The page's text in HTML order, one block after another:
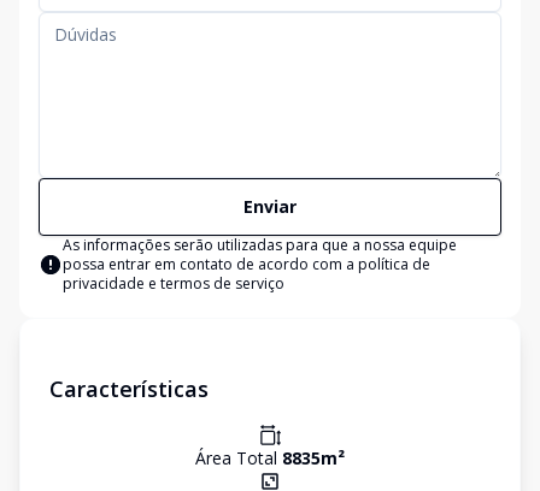
Enviar
As informações serão utilizadas para que a nossa equipe
possa entrar em contato de acordo com a política de
privacidade e termos de serviço
Características
Área Total 8835m²